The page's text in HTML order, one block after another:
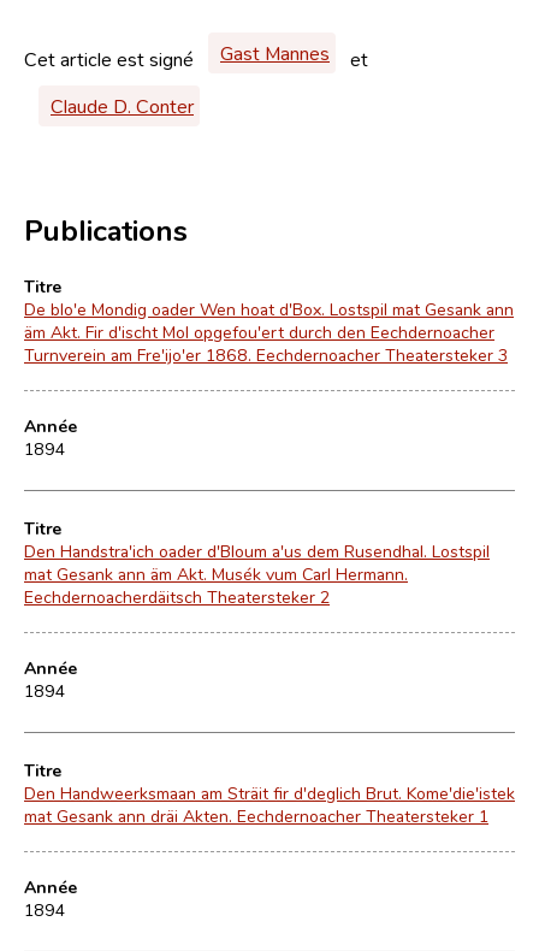
Cet article est signé Gast Mannes
et
Claude D. Conter
Publications
Titre
De blo'e Mondig oader Wen hoat d'Box. Lostspil mat Gesank ann
äm Akt. Fir d'ischt Mol opgefou'ert durch den Eechdernoacher
Turnverein am Fre'ijo'er 1868. Eechdernoacher Theatersteker 3
Année
1894
Titre
Den Handstra'ich oader d'Bloum a'us dem Rusendhal. Lostspil
mat Gesank ann äm Akt. Musék vum Carl Hermann.
Eechdernoacherdäitsch Theatersteker 2
Année
1894
Titre
Den Handweerksmaan am Sträit fir d'deglich Brut. Kome'die'istek
mat Gesank ann dräi Akten. Eechdernoacher Theatersteker 1
Année
1894